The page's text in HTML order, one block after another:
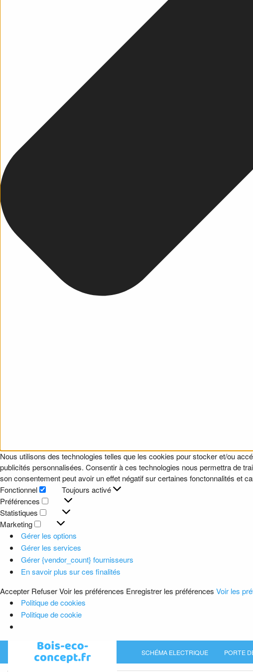
Nous utilisons des technologies telles que les cookies pour stocker et/ou
publicités personnalisées. Consentir à ces technologies nous permettra de
son consentement peut avoir un effet négatif sur certaines fonctonnalités et
Fonctionnel
Fonctionnel
Toujours activé
Préférences
Préférences
Statistiques
Statistiques
Marketing
Marketing
Gérer les options
Gérer les services
Gérer {vendor_count} fournisseurs
En savoir plus sur ces finalités
Accepter RefuserVoir les préférences Enregistrer les préférences Voir les
Politique de cookies
Politique de cookie
SCHÉMA ELECTRIQUE PORTE